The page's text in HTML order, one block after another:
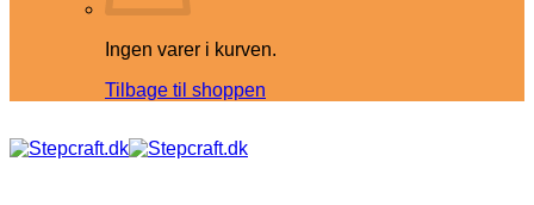
Ingen varer i kurven.
Tilbage til shoppen